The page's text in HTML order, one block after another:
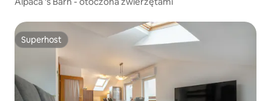
Superhost
Superhost